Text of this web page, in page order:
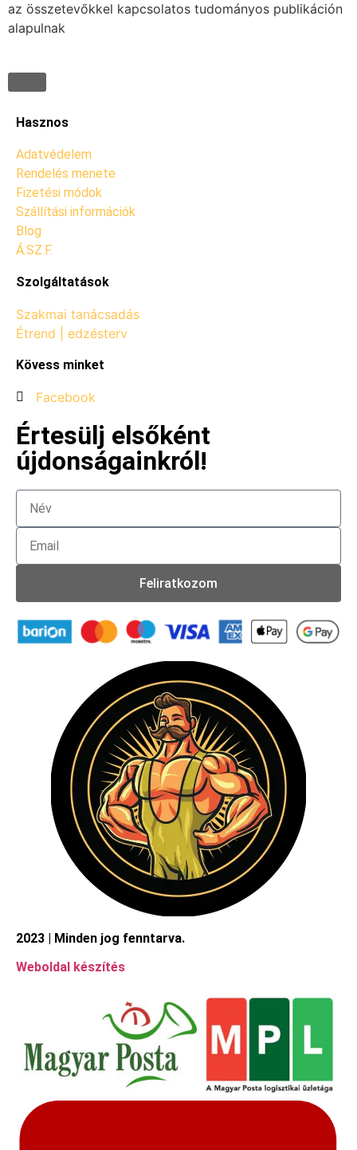
az összetevőkkel kapcsolatos tudományos publikáción
alapulnak
Hasznos
Adatvédelem
Rendelés menete
Fizetési módok
Szállítási információk
Blog
Á.SZ.F.
Szolgáltatások
Szakmai tanácsadás
Étrend | edzésterv
Kövess minket
Facebook
Értesülj elsőként
újdonságainkról!
Feliratkozom
2023 | Minden jog fenntarva.
Weboldal készítés